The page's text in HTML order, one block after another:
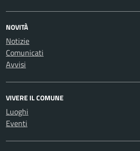
NOVITÀ
Notizie
Comunicati
Avvisi
VIVERE IL COMUNE
Luoghi
Eventi